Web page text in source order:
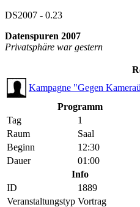
DS2007 - 0.23
Datenspuren 2007
Privatsphäre war gestern
Kampagne "Gegen
Programm
Tag
1
Raum
Saal
Beginn
12:30
Dauer
01:00
Info
ID
1889
Veranstaltungstyp Vortrag